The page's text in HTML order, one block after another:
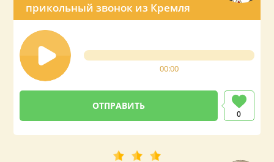
прикольный звонок из Кремля
00:00
0